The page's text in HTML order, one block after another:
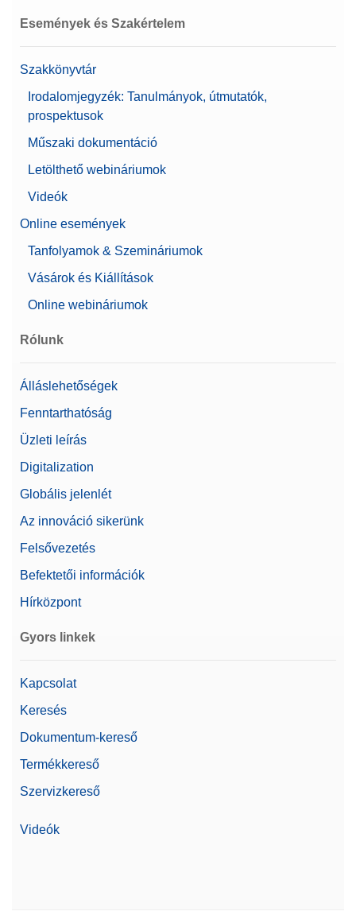
Események és Szakértelem
Szakkönyvtár
Irodalomjegyzék: Tanulmányok, útmutatók,
prospektusok
Műszaki dokumentáció
Letölthető webináriumok
Videók
Online események
Tanfolyamok & Szemináriumok
Vásárok és Kiállítások
Online webináriumok
Rólunk
Álláslehetőségek
Fenntarthatóság
Üzleti leírás
Digitalization
Globális jelenlét
Az innováció sikerünk
Felsővezetés
Befektetői információk
Hírközpont
Gyors linkek
Kapcsolat
Keresés
Dokumentum-kereső
Termékkereső
Szervizkereső
Videók